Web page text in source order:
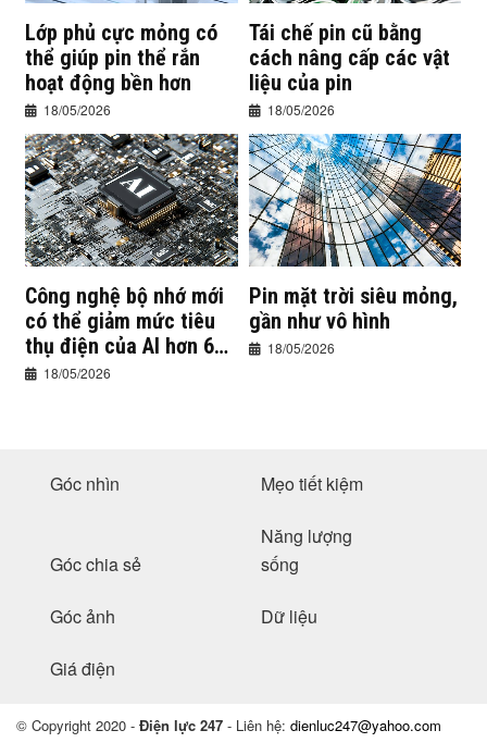
Lớp phủ cực mỏng có
thể giúp pin thể rắn
hoạt động bền hơn
18/05/2026
Tái chế pin cũ bằng
cách nâng cấp các vật
liệu của pin
18/05/2026
Công nghệ bộ nhớ mới
có thể giảm mức tiêu
thụ điện của AI hơn 60
lần18/05/2026
Pin mặt trời siêu mỏng,
gần như vô hình
18/05/2026
Góc nhìn Mẹo tiết kiệm
Góc chia sẻ
Năng lượng
sống
Góc ảnh Dữ liệu
Giá điện
© Copyright 2020 - Điện lực 247 - Liên hệ: dienluc247@yahoo.com